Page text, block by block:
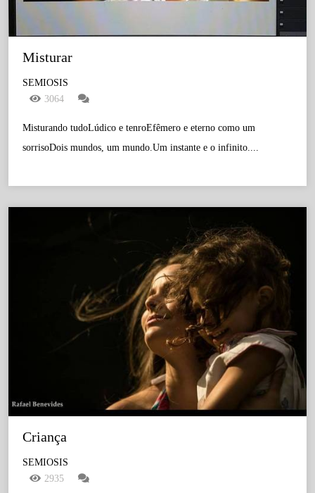
Misturar
SEMIOSIS
3064
Misturando tudoLúdico e tenroEfêmero e eterno como um
sorrisoDois mundos, um mundo.Um instante e o infinito....
Criança
SEMIOSIS
2935